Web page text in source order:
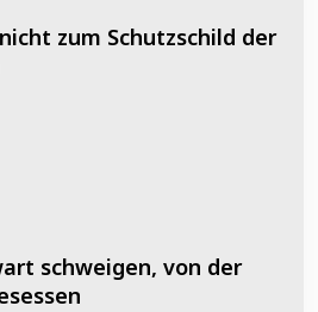
zum Schutzschild der
schweigen, von der